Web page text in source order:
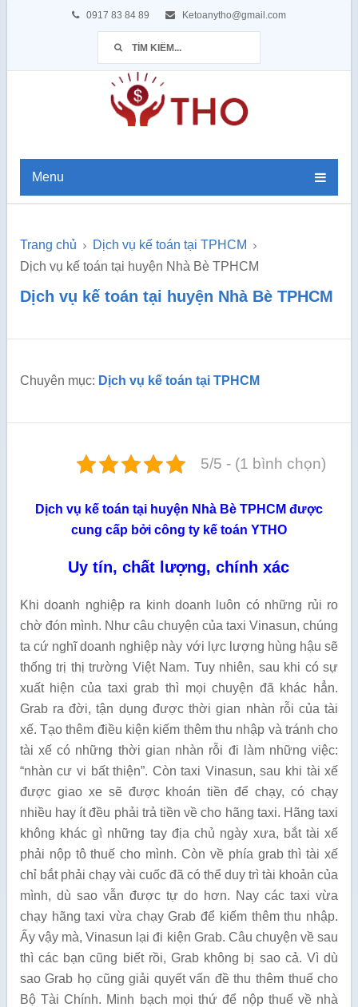
0917 83 84 89 Ketoanytho@gmail.com
Menu
Trang chủ
Dịch vụ kế toán tại TPHCM
Dịch vụ kế toán tại huyện Nhà Bè TPHCM
Dịch vụ kế toán tại huyện Nhà Bè TPHCM
Chuyên mục: Dịch vụ kế toán tại TPHCM
5/5 - (1 bình chọn)
Dịch vụ kế toán tại huyện Nhà Bè TPHCM được
cung cấp bởi công ty kế toán YTHO
Uy tín, chất lượng, chính xác
Khi doanh nghiệp ra kinh doanh luôn có những rủi ro
chờ đón mình. Như câu chuyện của taxi Vinasun, chúng
ta cứ nghĩ doanh nghiệp này với lực lượng hùng hậu sẽ
thống trị thị trường Việt Nam. Tuy nhiên, sau khi có sự
xuất hiện của taxi grab thì mọi chuyện đã khác hẳn.
Grab ra đời, tận dụng được thời gian nhàn rỗi của tài
xế. Tạo thêm điều kiện kiếm thêm thu nhập và tránh cho
tài xế có những thời gian nhàn rỗi đi làm những việc:
“nhàn cư vi bất thiện”. Còn taxi Vinasun, sau khi tài xế
được giao xe sẽ được khoán tiền để chạy, có chạy
nhiều hay ít đều phải trả tiền về cho hãng taxi. Hãng taxi
không khác gì những tay địa chủ ngày xưa, bắt tài xế
phải nộp tô thuế cho mình. Còn về phía grab thì tài xế
chỉ bắt phải chạy vài cuốc đã có thể duy trì tài khoản của
mình, dù sao vẫn được tự do hơn. Nay các taxi vừa
chạy hãng taxi vừa chạy Grab để kiếm thêm thu nhập.
Ấy vậy mà, Vinasun lại đi kiện Grab. Câu chuyện về sau
thì các bạn cũng biết rồi, Grab không bị sao cả. Vì dù
sao Grab họ cũng giải quyết vấn đề thu thêm thuế cho
Bộ Tài Chính. Minh bạch mọi thứ để nộp thuế về nhà